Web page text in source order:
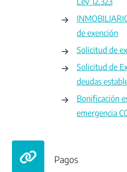
de exención
Solicitud de
Solicitud de
deudas
Bonificación
emergencia
Pagos